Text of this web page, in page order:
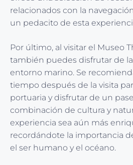
relacionados con la
un pedacito de esta
Por último, al visitar el Museo
también puedes disfrutar de la
entorno marino. Se
tiempo después de la visita
portuaria y disfrutar de un
combinación de cultura y
experiencia sea aún más
recordándote la importancia
el ser humano y el océano.